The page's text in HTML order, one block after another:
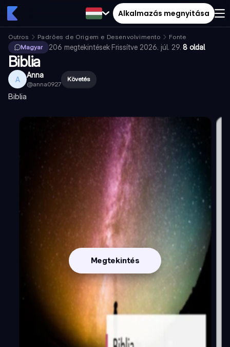
Alkalmazás megnyitása
Outros Padrões de Origem e Desenvolvimento
Fonte
Magyar
206 megtekintések·Frissítve 2026. júl. 29.·8 oldal
Biblia
A Anna
@anna0927
Követés
Biblia
Megtekintés